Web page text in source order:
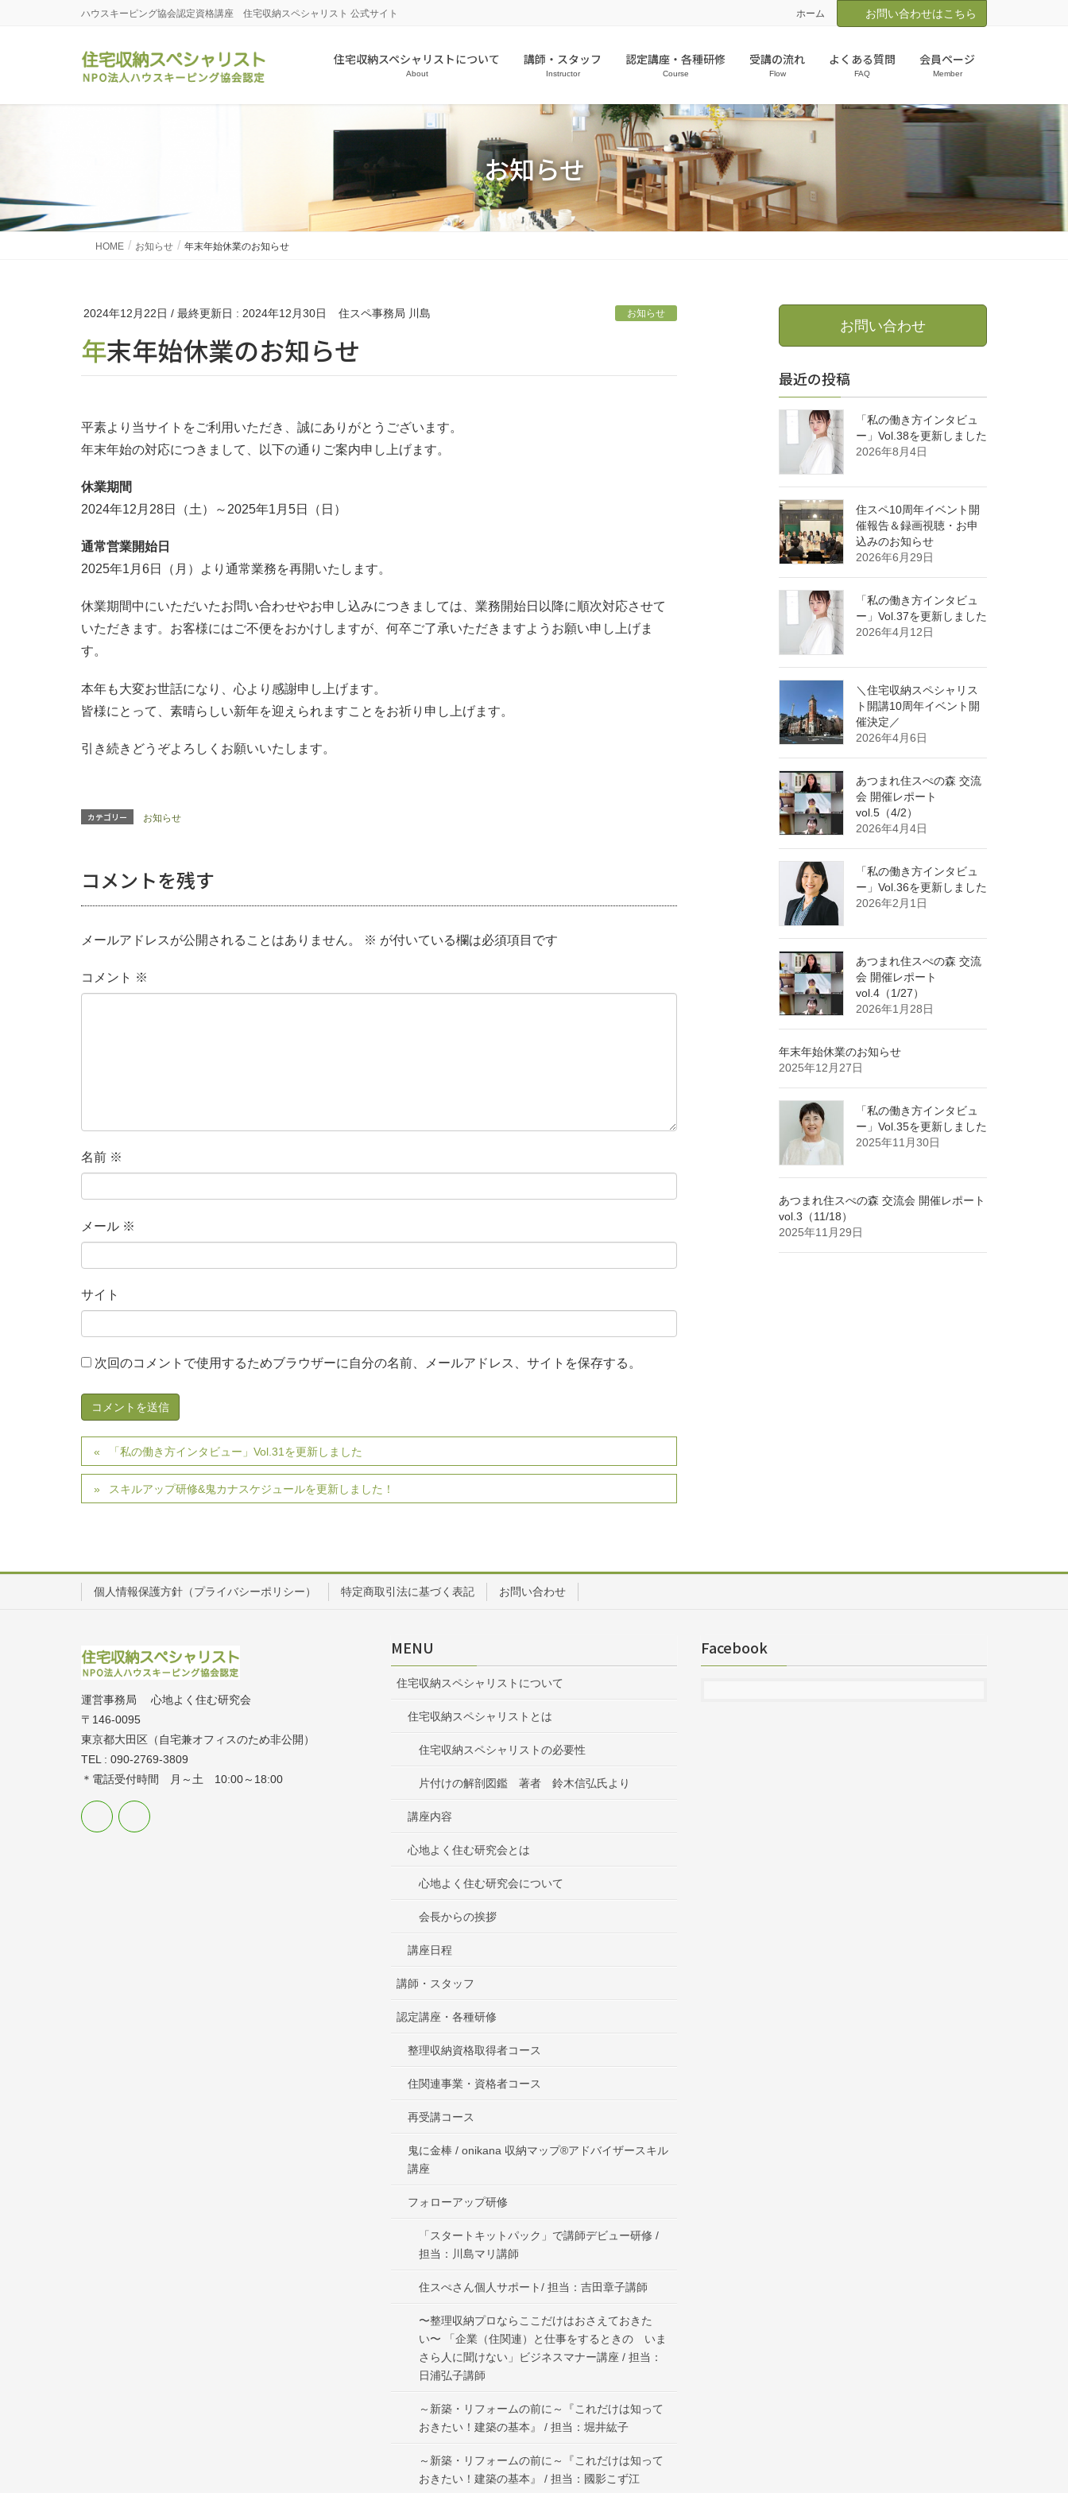
ハウスキーピング協会認定資格講座 住宅収納スペシャリスト 公式サイト ホーム お問い合わせはこちら
住宅収納スペシャリストについて
About
講師・スタッフ
Instructor
認定講座・各種研修
Course
受講の流れ
Flow
よくある質問
FAQ
会員ページ
Member
お知らせ
HOME お知らせ 年末年始休業のお知らせ
2024年12月22日 / 最終更新日 : 2024年12月30日 住スペ事務局 川島 お知らせ
年末年始休業のお知らせ
平素より当サイトをご利用いただき、誠にありがとうございます。
年末年始の対応につきまして、以下の通りご案内申し上げます。
休業期間
2024年12月28日（土）～2025年1月5日（日）
通常営業開始日
2025年1月6日（月）より通常業務を再開いたします。
休業期間中にいただいたお問い合わせやお申し込みにつきましては、業務開始日以降に順次対応させて
いただきます。お客様にはご不便をおかけしますが、何卒ご了承いただきますようお願い申し上げま
す。
本年も大変お世話になり、心より感謝申し上げます。
皆様にとって、素晴らしい新年を迎えられますことをお祈り申し上げます。
引き続きどうぞよろしくお願いいたします。
カテゴリー お知らせ
コメントを残す
メールアドレスが公開されることはありません。 ※ が付いている欄は必須項目です
コメント ※
名前 ※
メール ※
サイト
次回のコメントで使用するためブラウザーに自分の名前、メールアドレス、サイトを保存する。
「私の働き方インタビュー」Vol.31を更新しました
スキルアップ研修&鬼カナスケジュールを更新しました！
お問い合わせ
最近の投稿
「私の働き方インタビュ
ー」Vol.38を更新しました
2026年8月4日
住スペ10周年イベント開
催報告＆録画視聴・お申
込みのお知らせ
2026年6月29日
「私の働き方インタビュ
ー」Vol.37を更新しました
2026年4月12日
＼住宅収納スペシャリス
ト開講10周年イベント開
催決定／
2026年4月6日
あつまれ住スぺの森 交流
会 開催レポート
vol.5（4/2）
2026年4月4日
「私の働き方インタビュ
ー」Vol.36を更新しました
2026年2月1日
あつまれ住スぺの森 交流
会 開催レポート
vol.4（1/27）
2026年1月28日
年末年始休業のお知らせ
2025年12月27日
「私の働き方インタビュ
ー」Vol.35を更新しました
2025年11月30日
あつまれ住スぺの森 交流会 開催レポート
vol.3（11/18）
2025年11月29日
個人情報保護方針（プライバシーポリシー） 特定商取引法に基づく表記 お問い合わせ
運営事務局 心地よく住む研究会
〒146-0095
東京都大田区（自宅兼オフィスのため非公開）
TEL : 090-2769-3809
＊電話受付時間 月～土 10:00～18:00
MENU
住宅収納スペシャリストについて
住宅収納スペシャリストとは
住宅収納スペシャリストの必要性
片付けの解剖図鑑 著者 鈴木信弘氏より
講座内容
心地よく住む研究会とは
心地よく住む研究会について
会長からの挨拶
講座日程
講師・スタッフ
認定講座・各種研修
整理収納資格取得者コース
住関連事業・資格者コース
再受講コース
鬼に金棒 / onikana 収納マップ®アドバイザースキル
講座
フォローアップ研修
「スタートキットパック」で講師デビュー研修 /
担当：川島マリ講師
住スぺさん個人サポート/ 担当：吉田章子講師
〜整理収納プロならここだけはおさえておきた
い〜 「企業（住関連）と仕事をするときの いま
さら人に聞けない」ビジネスマナー講座 / 担当：
日浦弘子講師
～新築・リフォームの前に～『これだけは知って
おきたい！建築の基本』 / 担当：堀井紘子
～新築・リフォームの前に～『これだけは知って
おきたい！建築の基本』 / 担当：國影こず江
Facebook